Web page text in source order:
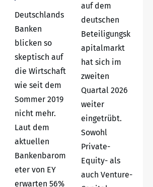
Deutschlands
Banken
blicken so
skeptisch auf
die Wirtschaft
wie seit dem
Sommer 2019
nicht mehr.
Laut dem
aktuellen
Bankenbarom
eter von EY
erwarten 56%
auf dem
deutschen
Beteiligungsk
apitalmarkt
hat sich im
zweiten
Quartal 2026
weiter
eingetrübt.
Sowohl
Private-
Equity- als
auch Venture-